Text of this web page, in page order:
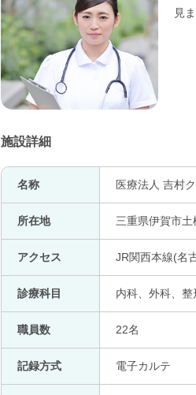
見
施設詳細
名称 医療法人 吉村
所在地 三重県伊賀市土
アクセス JR関西本線(名
診療科目 内科、外科、整
職員数 22名
記録方式 電子カルテ